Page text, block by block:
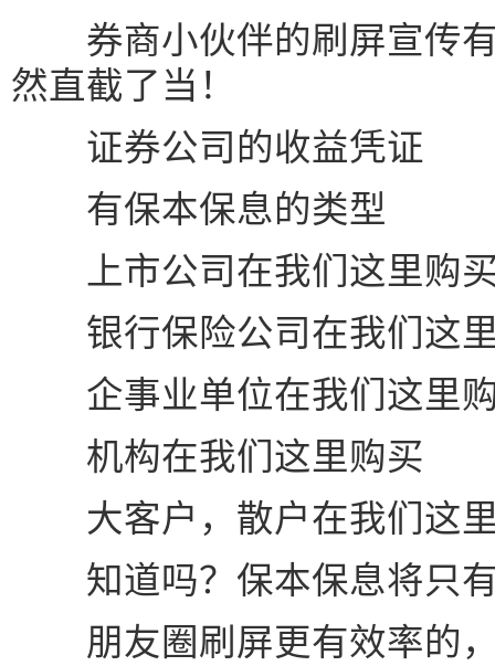
券商小伙伴的刷屏宣传有
然直截了当！
证券公司的收益凭证
有保本保息的类型
上市公司在我们这里购
银行保险公司在我们这
企事业单位在我们这里
机构在我们这里购买
大客户，散户在我们这
知道吗？保本保息将只有
朋友圈刷屏更有效率的，